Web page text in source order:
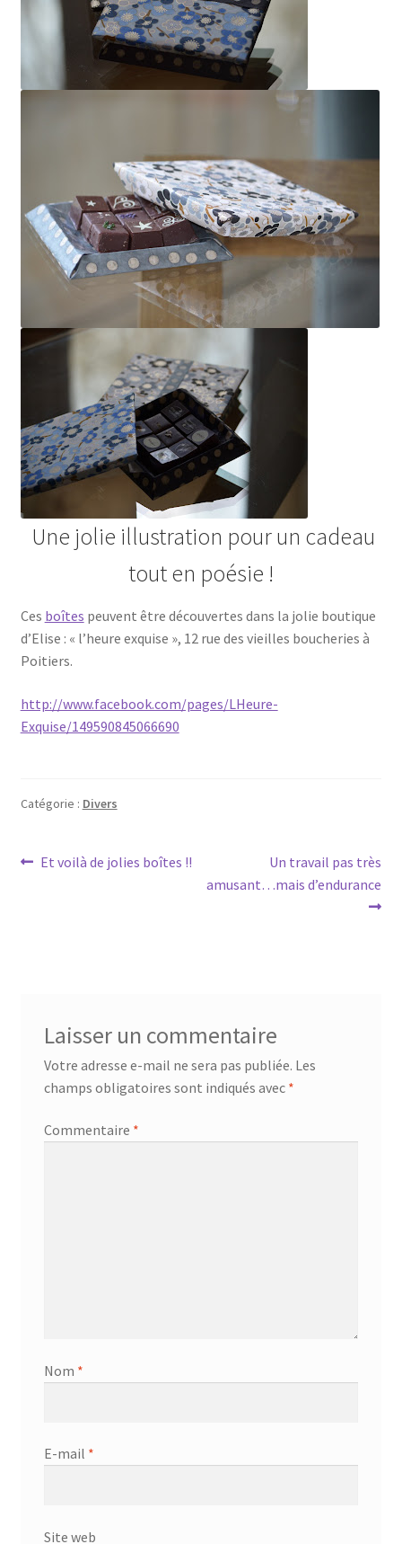
Une jolie illustration pour un cadeau
tout en poésie !
Ces boîtes peuvent être découvertes dans la jolie boutique
d’Elise : « l’heure exquise », 12 rue des vieilles boucheries à
Poitiers.
http://www.facebook.com/pages/LHeure-
Exquise/149590845066690
Catégorie : Divers
Navigation
Article
Et voilà de jolies boîtes !!
Article
suivant :
Un travail pas très
amusant…mais d’endurance
Laisser un commentaire
Votre adresse e-mail ne sera pas publiée. Les
champs obligatoires sont indiqués avec *
Commentaire *
Nom *
E-mail *
Site web